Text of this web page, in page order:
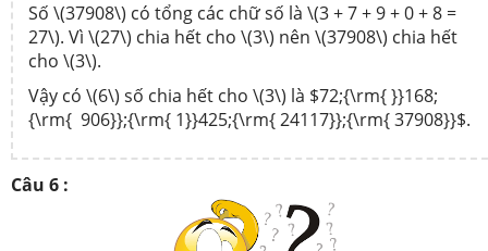
Số \(37908\) có tổng các chữ số là \(3 + 7 + 9 + 0 + 8 =
27\). Vì \(27\) chia hết cho \(3\) nên \(37908\) chia hết
cho \(3\).
Vậy có \(6\) số chia hết cho \(3\) là $72;{\rm{ }}168;
{\rm{ 906}};{\rm{ 1}}425;{\rm{ 24117}};{\rm{ 37908}}$.
Câu 6 :